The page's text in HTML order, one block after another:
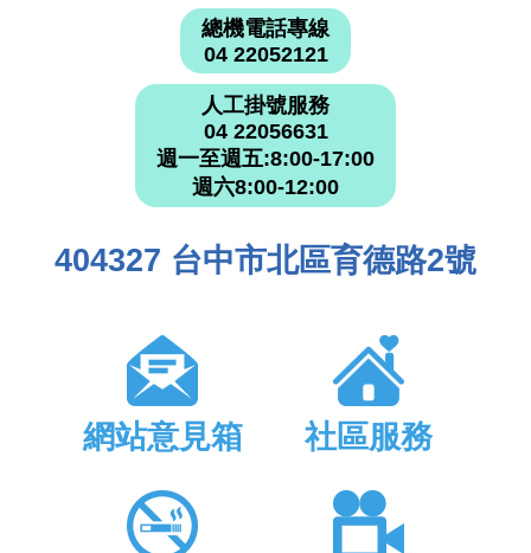
總機電話專線
04 22052121
人工掛號服務
04 22056631
週一至週五:8:00-17:00
週六8:00-12:00
404327 台中市北區育德路2號
網站意見箱 社區服務